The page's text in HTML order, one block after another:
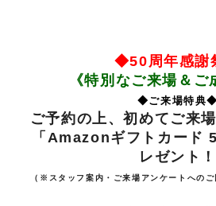
◆50周年感
《特別なご来場＆ご
◆ご来場特典◆
ご予約の上、初めてご来
「Amazonギフトカード
レゼント！
（※スタッフ案内・ご来場アンケートへのご